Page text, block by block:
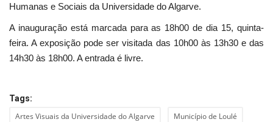
Humanas e Sociais da Universidade do Algarve.
A inauguração está marcada para as 18h00 de dia 15, quinta-
feira. A exposição pode ser visitada das 10h00 às 13h30 e das
14h30 às 18h00. A entrada é livre.
Tags:
Artes Visuais da Universidade do Algarve Município de Loulé